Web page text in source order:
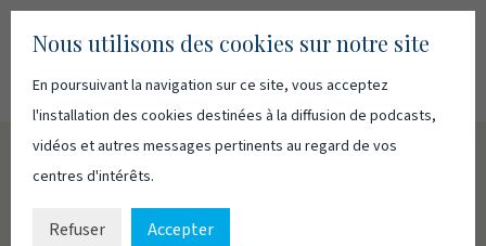
Nous utilisons des cookies sur notre site
En poursuivant la navigation sur ce site, vous acceptez
l'installation des cookies destinées à la diffusion de podcasts,
vidéos et autres messages pertinents au regard de vos
centres d'intérêts.
Refuser Accepter